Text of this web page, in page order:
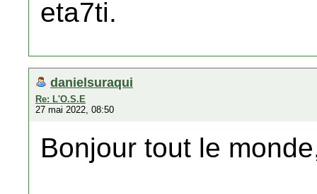
eta7ti.
danielsuraqui
Re: L'O.S.E
27 mai 2022, 08:50
Bonjour tout le